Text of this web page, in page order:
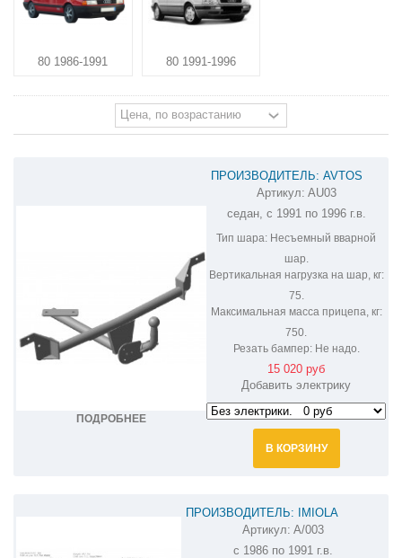
80 1986-1991 80 1991-1996
ПОДРОБНЕЕ
ПРОИЗВОДИТЕЛЬ: AVTOS
ФАРКОП НА AUDI 80 AU03
Артикул: AU03
седан, с 1991 по 1996 г.в.
Тип шара: Несъемный вварной
шар.
Вертикальная нагрузка на шар, кг:
75.
Максимальная масса прицепа, кг:
750.
Резать бампер:Не надо.
15 020 руб
Добавить электрику
В КОРЗИНУ
ПРОИЗВОДИТЕЛЬ: IMIOLA
ФАРКОП НА AUDI 80 A/003
Артикул: A/003
с 1986 по 1991 г.в.